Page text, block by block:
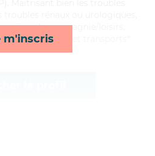
m'inscris
de compagnie/loisirs,
habillage et transports*